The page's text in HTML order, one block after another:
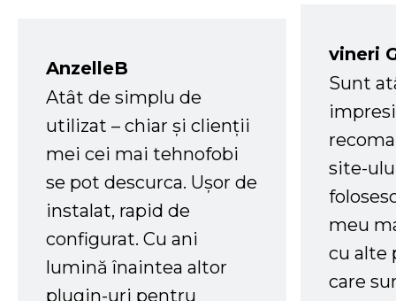
AnzelleB
Atât de simplu de
utilizat – chiar și clienții
mei cei mai tehnofobi
se pot descurca. Ușor de
instalat, rapid de
configurat. Cu ani
lumină înaintea altor
plugin-uri pentru
vineri
Sunt
site-
meu
cu alte
care